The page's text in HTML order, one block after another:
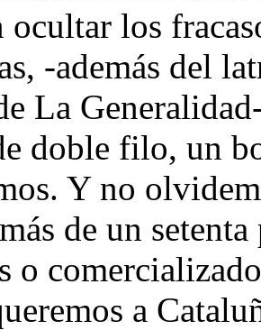
ocultar los
-además del
La
doble filo, un
Y no
de un
o
a